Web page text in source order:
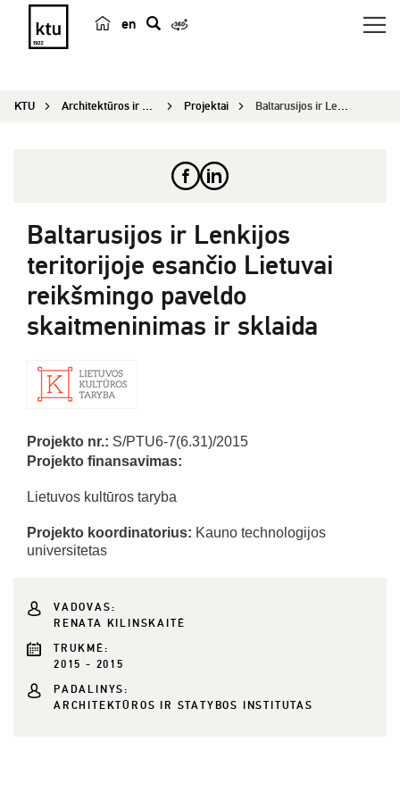
en
e
KTU Architektūros ir statybos institutas Projektai Baltarusijos ir Lenkijos teritorijoje esančio Li...
Baltarusijos ir Lenkijos
teritorijoje esančio Lietuvai
reikšmingo paveldo
skaitmeninimas ir sklaida
Projekto nr.: S/PTU6-7(6.31)/2015
Projekto finansavimas:
Lietuvos kultūros taryba
Projekto koordinatorius: Kauno technologijos
universitetas
VADOVAS:
RENATA KILINSKAITĖ
TRUKMĖ:
2015 - 2015
PADALINYS:
ARCHITEKTŪROS IR STATYBOS INSTITUTAS